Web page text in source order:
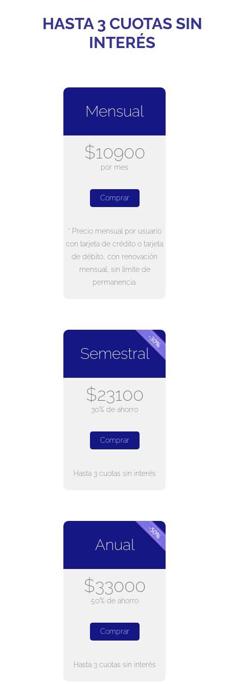
HASTA 3 CUOTAS SIN
INTERÉS
Mensual
$10900
por mes
Comprar
* Precio mensual por usuario
con tarjeta de crédito o tarjeta
de débito, con renovación
mensual, sin límite de
permanencia.
Semestral
$23100
30% de ahorro
Comprar
Hasta 3 cuotas sin interés
Anual
$33000
50% de ahorro
Comprar
Hasta 3 cuotas sin interés